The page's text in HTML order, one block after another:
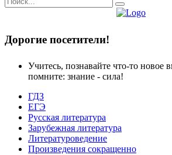
Дорогие посетители!
Учитесь, познавайте что-то новое
помните: знание - сила!
ГДЗ
ЕГЭ
Русская литература
Зарубежная литература
Литературоведение
Произведения сокращенно